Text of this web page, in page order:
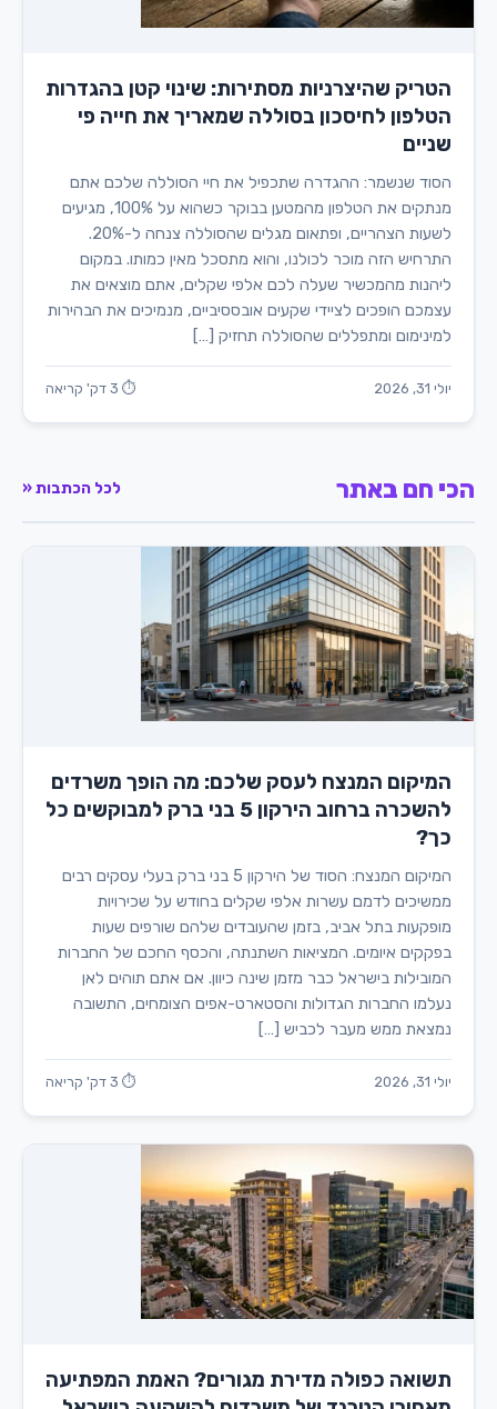
הטריק שהיצרניות מסתירות: שינוי קטן בהגדרות
הטלפון לחיסכון בסוללה שמאריך את חייה פי
שניים
הסוד שנשמר: ההגדרה שתכפיל את חיי הסוללה שלכם אתם
מנתקים את הטלפון מהמטען בבוקר כשהוא על 100%, מגיעים
לשעות הצהריים, ופתאום מגלים שהסוללה צנחה ל-20%.
התרחיש הזה מוכר לכולנו, והוא מתסכל מאין כמותו. במקום
ליהנות מהמכשיר שעלה לכם אלפי שקלים, אתם מוצאים את
עצמכם הופכים לציידי שקעים אובססיביים, מנמיכים את הבהירות
למינימום ומתפללים שהסוללה תחזיק […]
יולי 31, 2026 ⏱ 3 דק' קריאה
הכי חם באתר לכל הכתבות «
המיקום המנצח לעסק שלכם: מה הופך משרדים
להשכרה ברחוב הירקון 5 בני ברק למבוקשים כל
כך?
המיקום המנצח: הסוד של הירקון 5 בני ברק בעלי עסקים רבים
ממשיכים לדמם עשרות אלפי שקלים בחודש על שכירויות
מופקעות בתל אביב, בזמן שהעובדים שלהם שורפים שעות
בפקקים איומים. המציאות השתנתה, והכסף החכם של החברות
המובילות בישראל כבר מזמן שינה כיוון. אם אתם תוהים לאן
נעלמו החברות הגדולות והסטארט-אפים הצומחים, התשובה
נמצאת ממש מעבר לכביש […]
יולי 31, 2026 ⏱ 3 דק' קריאה
תשואה כפולה מדירת מגורים? האמת המפתיעה